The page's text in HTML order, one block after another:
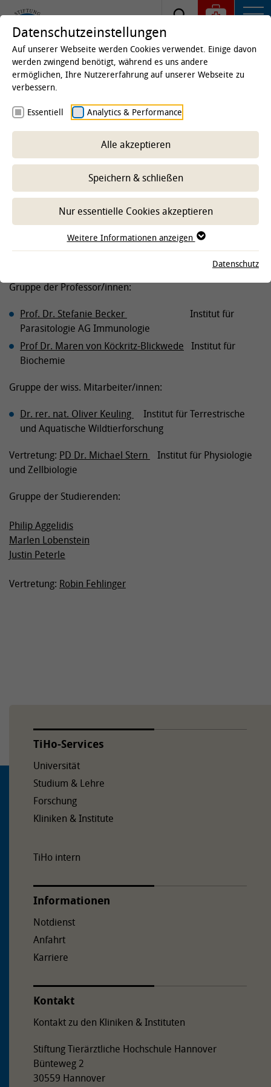
Startseite
Master-Kommission
-- Unterbereich wählen --
Kommissionsmitglieder
Vorsitzender:Prof. Dr. Felix FelmyInstitut für
Gruppe der Professor/innen:
Prof. Dr. Stefanie Becker
Institut für
Parasitologie AG Immunologie
Prof Dr. Maren von Köckritz-Blickwede Institut für
Biochemie
Gruppe der wiss. Mitarbeiter/innen:
Dr. rer. nat. Oliver Keuling
Institut für Terrestrische
und Aquatische Wildtierforschung
Vertretung: PD Dr. Michael Stern
Institut für Physiologie
und Zellbiologie
Gruppe der Studierenden:
Philip Aggelidis
Marlen Lobenstein
Justin Peterle
Vertretung: Robin Fehlinger
TiHo-Services
Universität
Studium & Lehre
Forschung
Kliniken & Institute
TiHo intern
Informationen
Notdienst
Anfahrt
Karriere
Kontakt
Kontakt zu den Kliniken & Instituten
Stiftung Tierärztliche Hochschule Hannover
Bünteweg 2
30559 Hannover
Datenschutzeinstellungen
Auf unserer Webseite werden Cookies verwendet. Einige davon
werden zwingend benötigt, während es uns andere
ermöglichen, Ihre Nutzererfahrung auf unserer Webseite zu
verbessern.
Essentiell Analytics & Performance
Alle akzeptieren
Speichern & schließen
Nur essentielle Cookies akzeptieren
Weitere Informationen anzeigen
Datenschutz